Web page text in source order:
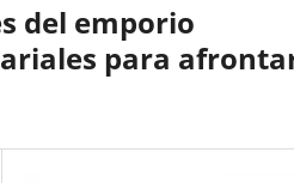
del emporio
para